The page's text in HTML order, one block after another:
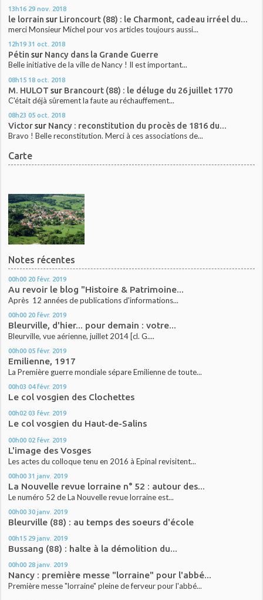
13h16 29 nov. 2018
le lorrain sur Lironcourt (88) : le Charmont, cadeau irréel du...
merci Monsieur Michel pour vos articles toujours aussi...
12h19 31 oct. 2018
Pétin sur Nancy dans la Grande Guerre
Belle initiative de la ville de Nancy ! Il est important...
08h15 18 oct. 2018
M. HULOT sur Brancourt (88) : le déluge du 26 juillet 1770
C'était déjà sûrement la faute au réchauffement...
08h23 05 oct. 2018
Victorsur Nancy : reconstitution du procès de 1816 du...
Bravo ! Belle reconstitution. Merci à ces associations de...
Carte
Notes récentes
00h00 20 févr. 2019
Au revoir le blog "Histoire & Patrimoine...
Après 12 années de publications d'informations...
00h00 20 févr. 2019
Bleurville, d'hier... pour demain : votre...
Bleurville, vue aérienne, juillet 2014 [cl. G....
00h00 05 févr. 2019
Emilienne, 1917
La Première guerre mondiale sépare Emilienne de toute...
00h03 04 févr. 2019
Le col vosgien des Clochettes
00h02 03 févr. 2019
Le col vosgien du Haut-de-Salins
00h00 02 févr. 2019
L'image des Vosges
Les actes du colloque tenu en 2016 à Epinal revisitent...
00h00 31 janv. 2019
La Nouvelle revue lorraine n° 52 : autour des...
Le numéro 52 de La Nouvelle revue lorraine est...
00h00 30 janv. 2019
Bleurville (88) : au temps des soeurs d'école
00h15 29 janv. 2019
Bussang (88) : halte à la démolition du...
00h00 28 janv. 2019
Nancy : première messe "lorraine" pour l'abbé...
Première messe "lorraine" pleine de ferveur pour l'abbé...